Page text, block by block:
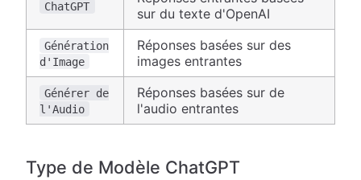
ChatGPT
sur du texte d'OpenAI
Génération
d'Image
Réponses basées sur des
images entrantes
Générer de
l'Audio
Réponses basées sur de
l'audio entrantes
Type de Modèle ChatGPT